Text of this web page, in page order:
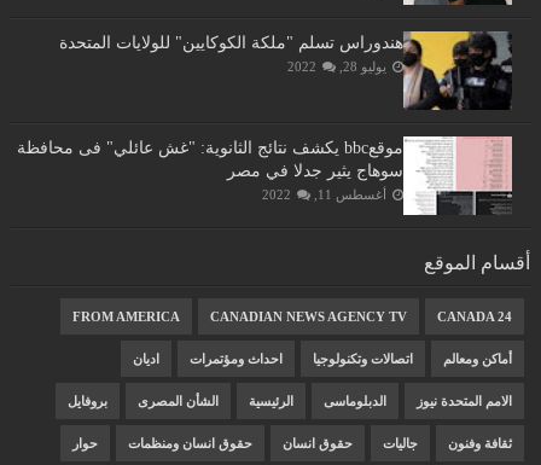
هندوراس تسلم "ملكة الكوكايين" للولايات المتحدة
يوليو 28, 2022
موقعbbc يكشف نتائج الثانوية: "غش عائلي" فى محافظة
سوهاج يثير جدلا في مصر
أغسطس 11, 2022
أقسام الموقع
CANADA 24
CANADIAN NEWS AGENCY TV
FROM AMERICA
أماكن ومعالم اتصالات وتكنولوجيا احداث ومؤتمرات اديان
الامم المتحدة نيوز الدبلوماسى الرئيسية الشأن المصرى بروفايل
ثقافة وفنون جاليات حقوق انسان حقوق انسان ومنظمات حوار